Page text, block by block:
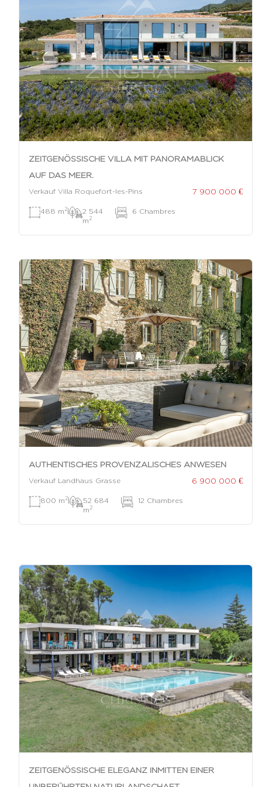
ZEITGENÖSSISCHE VILLA MIT PANORAMABLICK
AUF DAS MEER.
Verkauf Villa Roquefort-les-Pins 7 900 000 €
488 m 2|
2 544
m 2
| 6 Chambres
AUTHENTISCHES PROVENZALISCHES ANWESEN
Verkauf Landhaus Grasse 6 900 000 €
800 m 2|
52 684
m 2
| 12 Chambres
ZEITGENÖSSISCHE ELEGANZ INMITTEN EINER